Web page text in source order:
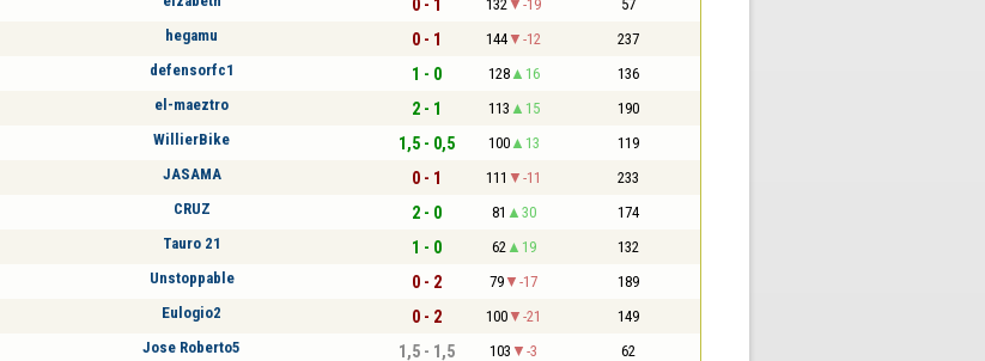
0 - 1 132 -19 57
hegamu 0 - 1 144 -12 237
defensorfc1 1 - 0 128 16 136
el-maeztro 2 - 1 113 15 190
WillierBike 1,5 - 0,5 100 13 119
JASAMA 0 - 1 111 -11 233
CRUZ 2 - 0 81 30 174
Tauro 21 1 - 0 62 19 132
Unstoppable 0 - 2 79 -17 189
Eulogio2 0 - 2 100 -21 149
Jose Roberto5 1,5 - 1,5 103 -3 62